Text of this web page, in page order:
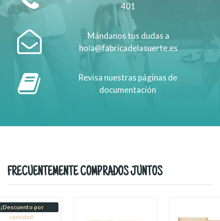
401
Mándanos tus dudas a
hola@fabricadelasuerte.es
Revisa nuestras páginas de
documentación
FRECUENTEMENTE COMPRADOS JUNTOS
¡Descuento por
cantidad!